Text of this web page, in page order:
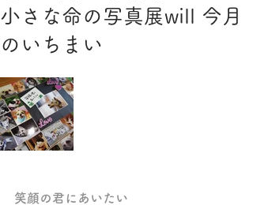
小さな命の写真展will 今月
のいちまい
笑顔の君にあいたい